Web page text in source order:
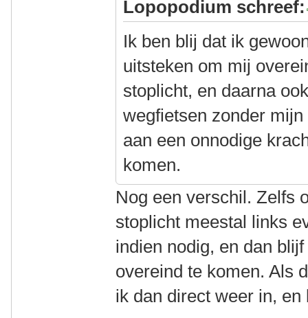
Lopopodium schreef:
Ik ben blij dat ik
uitsteken om mij
stoplicht, en daarna
wegfietsen zonder
aan een onnodige
komen.
Nog een verschil. Zelfs
stoplicht meestal links
indien nodig, en dan
overeind te komen. Als
ik dan direct weer in,